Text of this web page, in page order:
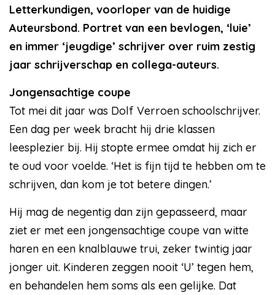
Letterkundigen, voorloper van de huidige
Auteursbond. Portret van een bevlogen, ‘luie’
en immer ‘jeugdige’ schrijver over ruim zestig
jaar schrijverschap en collega-auteurs.
Jongensachtige coupe
Tot mei dit jaar was Dolf Verroen schoolschrijver.
Een dag per week bracht hij drie klassen
leesplezier bij. Hij stopte ermee omdat hij zich er
te oud voor voelde. ‘Het is fijn tijd te hebben om te
schrijven, dan kom je tot betere dingen.’
Hij mag de negentig dan zijn gepasseerd, maar
ziet er met een jongensachtige coupe van witte
haren en een knalblauwe trui, zeker twintig jaar
jonger uit. Kinderen zeggen nooit ‘U’ tegen hem,
en behandelen hem soms als een gelijke. Dat